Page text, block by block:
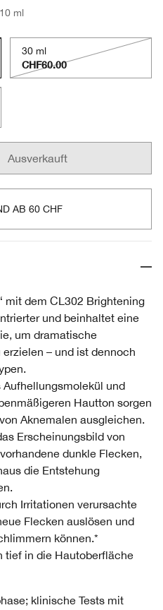
10 ml
30 ml
CHF60.00
Ausverkauft
AB 60 CHF
mit dem CL302 Brightening
und beinhaltet eine
um dramatische
– und ist dennoch
und
Hautton sorgen
Aknemalen ausgleichen.
Erscheinungsbild von
dunkle Flecken,
die Entstehung
Irritationen verursachte
Flecken auslösen und
können.*
tief in die Hautoberfläche
klinische Tests mit